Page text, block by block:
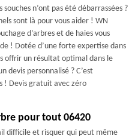
souches n’ont pas été débarrassées ?
sont là pour vous aider ! WN
d’arbres et de haies vous
! Dotée d’une forte expertise dans
offrir un résultat optimal dans le
devis personnalisé ? C’est
! Devis gratuit avec zéro
pour tout 06420
difficile et risquer qui peut même